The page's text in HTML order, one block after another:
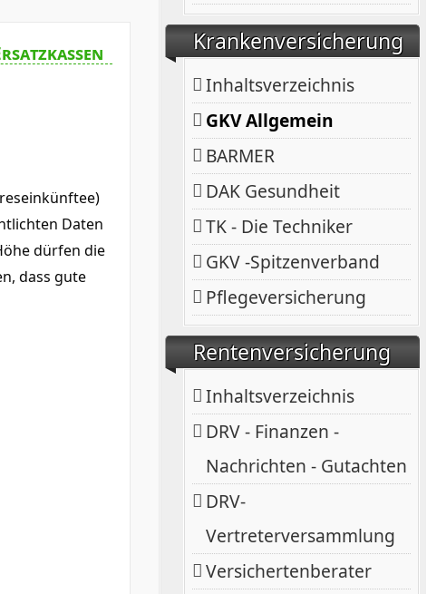
Krankenversicherung
Inhaltsverzeichnis
GKV Allgemein
BARMER
DAK Gesundheit
TK - Die Techniker
GKV -Spitzenverband
Pflegeversicherung
Rentenversicherung
Inhaltsverzeichnis
DRV - Finanzen -
Nachrichten - Gutachten
DRV-
Vertreterversammlung
Versichertenberater
Daten
dürfen die
dass gute